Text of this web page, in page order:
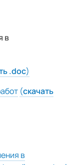
в
.doc)
(скачать
в